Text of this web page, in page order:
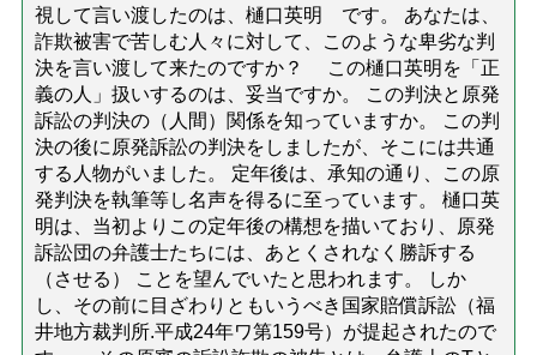
視して言い渡したのは、樋口英明 です。 あなたは、
詐欺被害で苦しむ人々に対して、このような卑劣な判
決を言い渡して来たのですか？ この樋口英明を「正
義の人」扱いするのは、妥当ですか。 この判決と原発
訴訟の判決の（人間）関係を知っていますか。 この判
決の後に原発訴訟の判決をしましたが、そこには共通
する人物がいました。 定年後は、承知の通り、この原
発判決を執筆等し名声を得るに至っています。 樋口英
明は、当初よりこの定年後の構想を描いており、原発
訴訟団の弁護士たちには、あとくされなく勝訴する
（させる） ことを望んでいたと思われます。 しか
し、その前に目ざわりともいうべき国家賠償訴訟（福
井地方裁判所.平成24年ワ第159号）が提起されたので